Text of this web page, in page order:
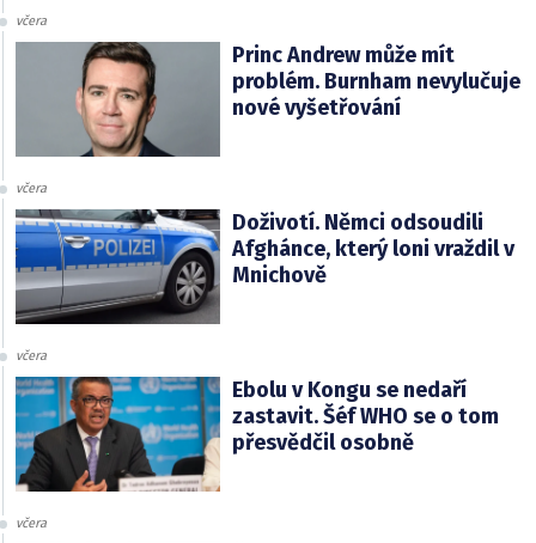
včera
Princ Andrew může mít
problém. Burnham nevylučuje
nové vyšetřování
včera
Doživotí. Němci odsoudili
Afghánce, který loni vraždil v
Mnichově
včera
Ebolu v Kongu se nedaří
zastavit. Šéf WHO se o tom
přesvědčil osobně
včera